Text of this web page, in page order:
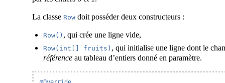
La classe Row doit posséder deux constructeurs :
Row() , qui crée une ligne vide,
Row(int[] fruits) , qui initialise une ligne dont le
référence au tableau d’entiers donné en paramètre.